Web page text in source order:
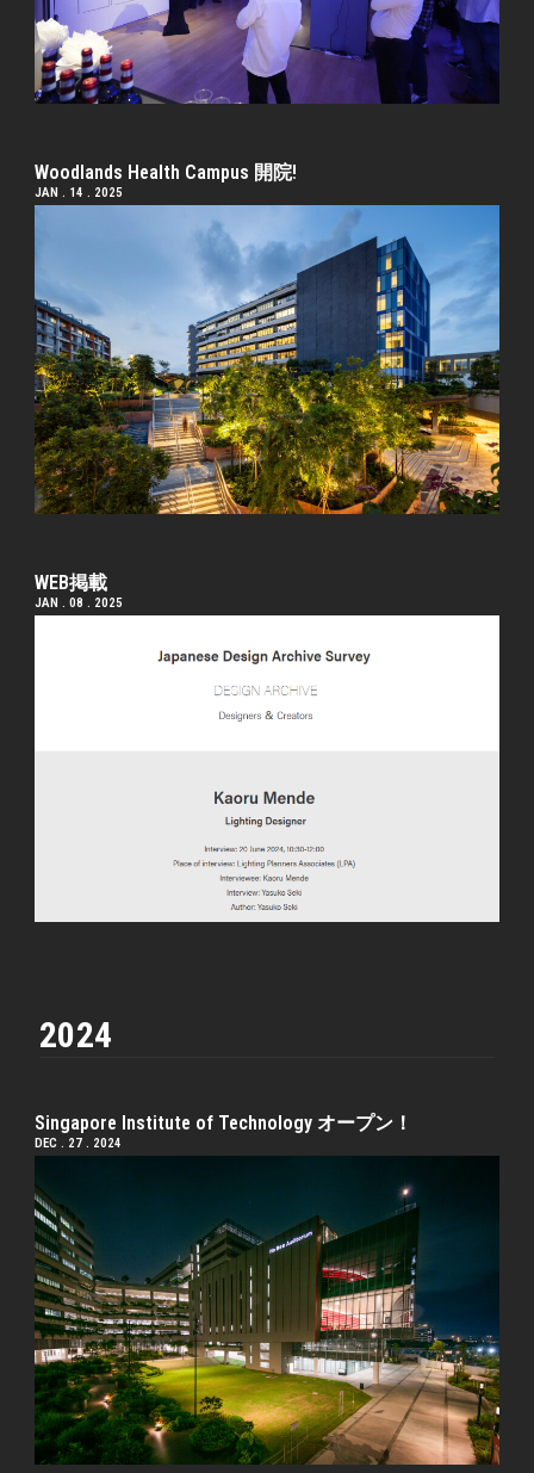
Woodlands Health Campus 開院!
JAN . 14 . 2025
WEB掲載
JAN . 08 . 2025
2024
Singapore Institute of Technology オープン！
DEC . 27 . 2024